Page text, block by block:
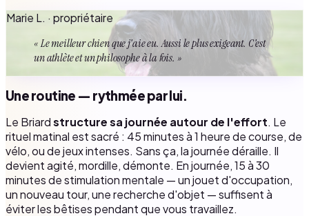
Marie L. · propriétaire
« Le meilleur chien que j'aie eu. Aussi le plus exigeant. C'est
un athlète et un philosophe à la fois. »
Une routine — rythmée par lui.
Le Briardstructure sa journée autour de l'effort. Le
rituel matinal est sacré : 45 minutes à 1 heure de course, de
vélo, ou de jeux intenses. Sans ça, la journée déraille. Il
devient agité, mordille, démonte. En journée, 15 à 30
minutes de stimulation mentale — un jouet d'occupation,
un nouveau tour, une recherche d'objet — suffisent à
éviter les bêtises pendant que vous travaillez.